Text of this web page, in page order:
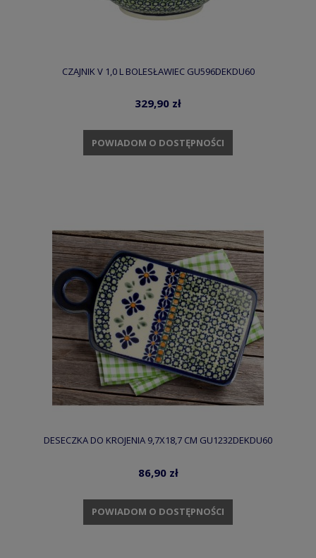
CZAJNIK V 1,0 L BOLESŁAWIEC GU596DEKDU60
329,90 zł
POWIADOM O DOSTĘPNOŚCI
DESECZKA DO KROJENIA 9,7X18,7 CM GU1232DEKDU60
86,90 zł
POWIADOM O DOSTĘPNOŚCI